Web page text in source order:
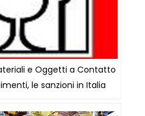
e Oggetti a Contatto
le sanzioni in Italia